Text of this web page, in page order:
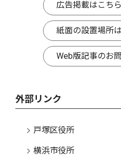
広告掲載はこちら
紙面の設置場所
Web版記事のお
外部リンク
戸塚区役所
横浜市役所